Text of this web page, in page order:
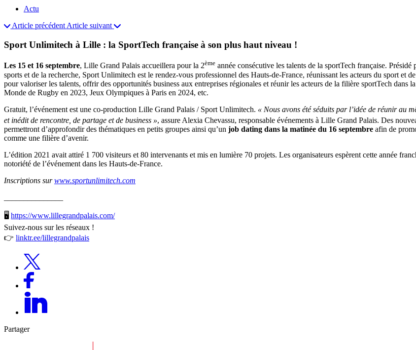
Actu
Article précédent Article suivant
Sport Unlimitech à Lille : la SportTech française à son plus haut niveau !
Les 15 et 16 septembre, Lille Grand Palais accueillera pour la 2ème année consécutive les talents de la sportTech française.
sports et de la recherche, Sport Unlimitech est le rendez-vous professionnel des Hauts-de-France, réunissant les acteurs du sport et
pour valoriser les talents, offrir des opportunités business aux entreprises régionales et réunir les acteurs de la filière sportTech dans
Monde de Rugby en 2023, Jeux Olympiques à Paris en 2024, etc.
Gratuit, l’événement est une co-production Lille Grand Palais / Sport Unlimitech. « Nous avons été séduits par l’idée de réunir au
et inédit de rencontre, de partage et de business », assure Alexia Chevassu, responsable événements à Lille Grand Palais. Des
permettront d’approfondir des thématiques en petits groupes ainsi qu’un job dating dans la matinée du 16 septembre afin de
comme une filière d’avenir.
L’édition 2021 avait attiré 1 700 visiteurs et 80 intervenants et mis en lumière 70 projets. Les organisateurs espèrent cette année
notoriété de l’événement dans les Hauts-de-France.
Inscriptions surwww.sportunlimitech.com
🖥 https://www.lillegrandpalais.com/
Suivez-nous sur les réseaux !
👉 linktr.ee/lillegrandpalais
Partager